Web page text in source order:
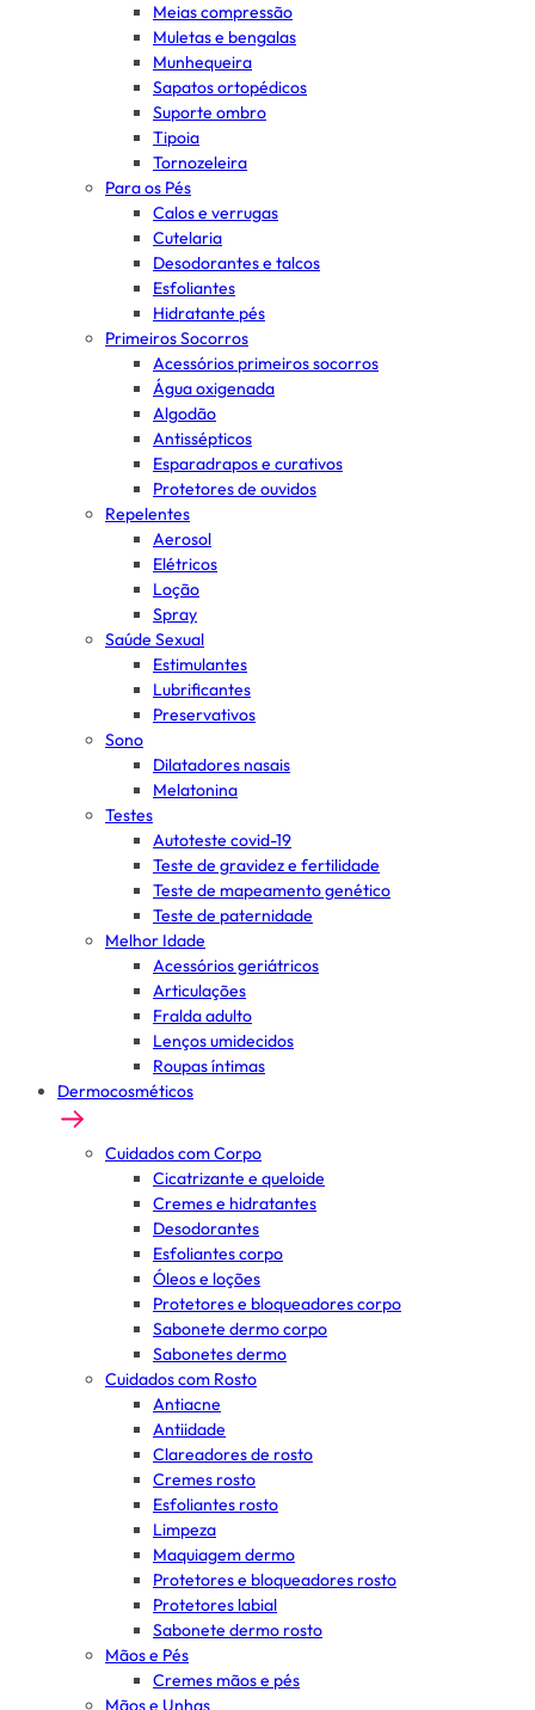
Meias compressão
Muletas e bengalas
Munhequeira
Sapatos ortopédicos
Suporte ombro
Tipoia
Tornozeleira
Para os Pés
Calos e verrugas
Cutelaria
Desodorantes e talcos
Esfoliantes
Hidratante pés
Primeiros Socorros
Acessórios primeiros socorros
Água oxigenada
Algodão
Antissépticos
Esparadrapos e curativos
Protetores de ouvidos
Repelentes
Aerosol
Elétricos
Loção
Spray
Saúde Sexual
Estimulantes
Lubrificantes
Preservativos
Sono
Dilatadores nasais
Melatonina
Testes
Autoteste covid-19
Teste de gravidez e fertilidade
Teste de mapeamento genético
Teste de paternidade
Melhor Idade
Acessórios geriátricos
Articulações
Fralda adulto
Lenços umidecidos
Roupas íntimas
Dermocosméticos
Cuidados com Corpo
Cicatrizante e queloide
Cremes e hidratantes
Desodorantes
Esfoliantes corpo
Óleos e loções
Protetores e bloqueadores corpo
Sabonete dermo corpo
Sabonetes dermo
Cuidados com Rosto
Antiacne
Antiidade
Clareadores de rosto
Cremes rosto
Esfoliantes rosto
Limpeza
Maquiagem dermo
Protetores e bloqueadores rosto
Protetores labial
Sabonete dermo rosto
Mãos e Pés
Cremes mãos e pés
Mãos e Unhas